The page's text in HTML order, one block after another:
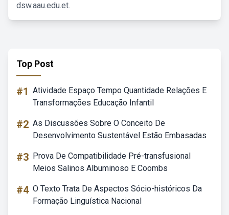
dsw.aau.edu.et.
Top Post
#1 Atividade Espaço Tempo Quantidade Relações E
Transformações Educação Infantil
#2 As Discussões Sobre O Conceito De
Desenvolvimento Sustentável Estão Embasadas
#3 Prova De Compatibilidade Pré-transfusional
Meios Salinos Albuminoso E Coombs
#4 O Texto Trata De Aspectos Sócio-históricos Da
Formação Linguística Nacional